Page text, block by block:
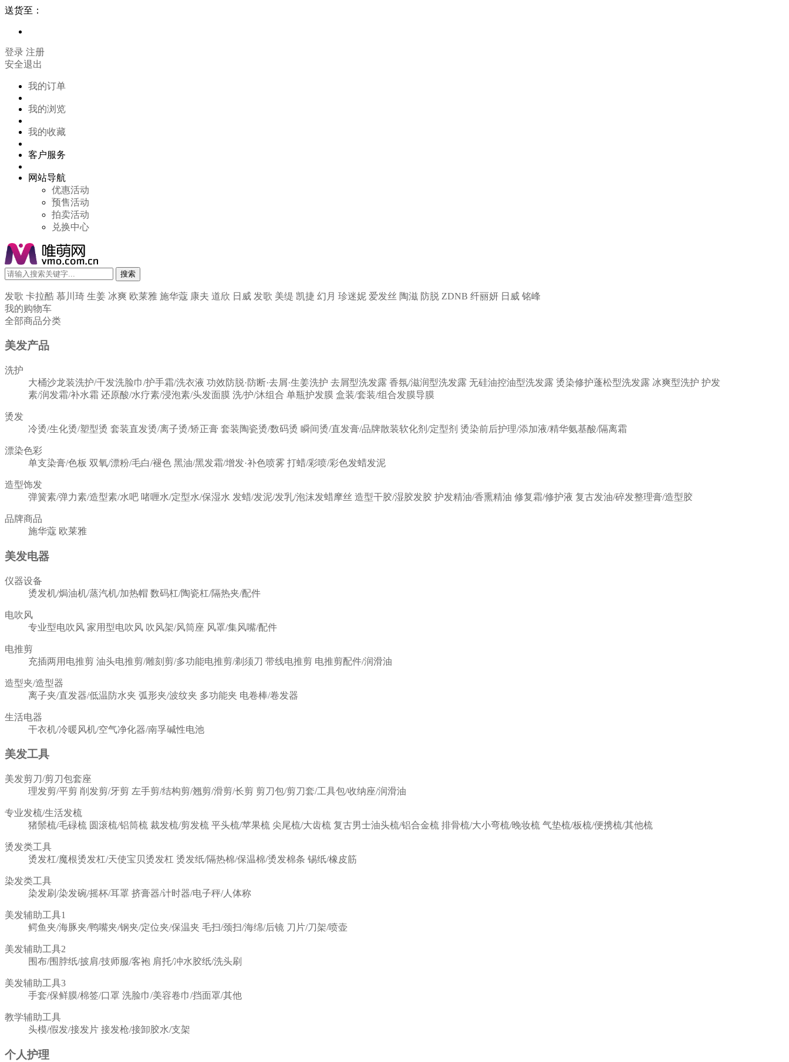
送货至：
登录 注册
安全退出
我的订单
我的浏览
我的收藏
客户服务
网站导航
优惠活动
预售活动
拍卖活动
兑换中心
搜索
发歌 卡拉酷 慕川琦 生姜 冰爽 欧莱雅 施华蔻 康夫 道欣 日威 发歌 美缇 凯捷 幻月 珍迷妮 爱发丝 陶滋 防脱 ZDNB 纤丽妍 日威 铭峰
我的购物车
全部商品分类
美发产品
洗护
大桶沙龙装洗护/干发洗脸巾/护手霜/洗衣液 功效防脱·防断·去屑·生姜洗护 去屑型洗发露 香氛/滋润型洗发露 无硅油控油型洗发露 烫染修护蓬松型洗发露 冰爽型洗护 护发
素/润发霜/补水霜 还原酸/水疗素/浸泡素/头发面膜 洗/护/沐组合 单瓶护发膜 盒装/套装/组合发膜导膜
烫发
冷烫/生化烫/塑型烫 套装直发烫/离子烫/矫正膏 套装陶瓷烫/数码烫 瞬间烫/直发膏/品牌散装软化剂/定型剂 烫染前后护理/添加液/精华氨基酸/隔离霜
漂染色彩
单支染膏/色板 双氧/漂粉/毛白/褪色 黑油/黑发霜/增发·补色喷雾 打蜡/彩喷/彩色发蜡发泥
造型饰发
弹簧素/弹力素/造型素/水吧 啫喱水/定型水/保湿水 发蜡/发泥/发乳/泡沫发蜡摩丝 造型干胶/湿胶发胶 护发精油/香熏精油 修复霜/修护液 复古发油/碎发整理膏/造型胶
品牌商品
施华蔻 欧莱雅
美发电器
仪器设备
烫发机/焗油机/蒸汽机/加热帽 数码杠/陶瓷杠/隔热夹/配件
电吹风
专业型电吹风 家用型电吹风 吹风架/风筒座 风罩/集风嘴/配件
电推剪
充插两用电推剪 油头电推剪/雕刻剪/多功能电推剪/剃须刀 带线电推剪 电推剪配件/润滑油
造型夹/造型器
离子夹/直发器/低温防水夹 弧形夹/波纹夹 多功能夹 电卷棒/卷发器
生活电器
干衣机/冷暖风机/空气净化器/南孚碱性电池
美发工具
美发剪刀/剪刀包套座
理发剪/平剪 削发剪/牙剪 左手剪/结构剪/翘剪/滑剪/长剪 剪刀包/剪刀套/工具包/收纳座/润滑油
专业发梳/生活发梳
猪鬃梳/毛碌梳 圆滚梳/铝筒梳 裁发梳/剪发梳 平头梳/苹果梳 尖尾梳/大齿梳 复古男士油头梳/铝合金梳 排骨梳/大小弯梳/晚妆梳 气垫梳/板梳/便携梳/其他梳
烫发类工具
烫发杠/魔根烫发杠/天使宝贝烫发杠 烫发纸/隔热棉/保温棉/烫发棉条 锡纸/橡皮筋
染发类工具
染发刷/染发碗/摇杯/耳罩 挤膏器/计时器/电子秤/人体称
美发辅助工具1
鳄鱼夹/海豚夹/鸭嘴夹/钢夹/定位夹/保温夹 毛扫/颈扫/海绵/后镜 刀片/刀架/喷壶
美发辅助工具2
围布/围脖纸/披肩/技师服/客袍 肩托/冲水胶纸/洗头刷
美发辅助工具3
手套/保鲜膜/棉签/口罩 洗脸巾/美容卷巾/挡面罩/其他
教学辅助工具
头模/假发/接发片 接发枪/接卸胶水/支架
个人护理